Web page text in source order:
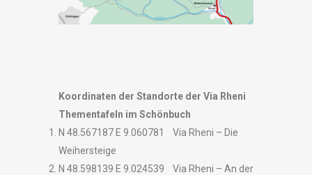
Koordinaten der Standorte der Via Rheni
Thementafeln im Schönbuch
N 48.567187 E 9.060781 Via Rheni – Die
Weihersteige
N 48.598139 E 9.024539 Via Rheni – An der